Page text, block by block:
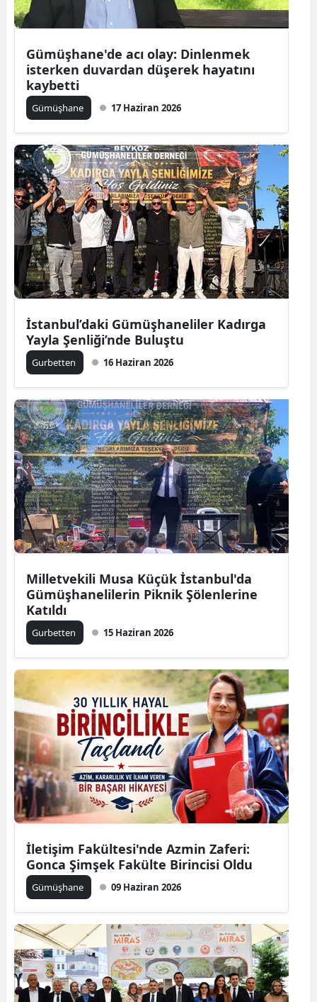
Yozgat
Zonguldak
Bayburt
Karaman
Kırıkkale
Batman
Şırnak
Bartın
Ardahan
Iğdır
Yalova
Kilis
Osmaniye
Düzce
Gümüşhane'de acı olay: Dinlenmek
isterken duvardan düşerek hayatını
kaybetti
Gümüşhane 17 Haziran 2026
İstanbul’daki Gümüşhaneliler Kadırga
Yayla Şenliği’nde Buluştu
Gurbetten 16 Haziran 2026
Milletvekili Musa Küçük İstanbul'da
Gümüşhanelilerin Piknik Şölenlerine
Katıldı
Gurbetten 15 Haziran 2026
İletişim Fakültesi'nde Azmin Zaferi:
Gonca Şimşek Fakülte Birincisi Oldu
Gümüşhane 09 Haziran 2026